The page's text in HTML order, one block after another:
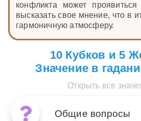
конфликта может
высказать свое мнение, что в
гармоничную атмосферу.
10 Кубков и 5
Значение в
Открыть все
Общие вопросы